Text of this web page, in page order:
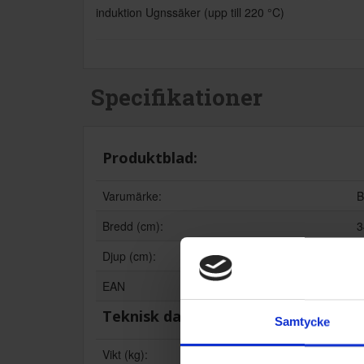
Samtycke
induktion Ugnssäker (upp till 220 °C)
Specifikationer
Produktblad:
Varumärke:
Bredd (cm):
Djup (cm):
EAN
Teknisk data
Vikt (kg):